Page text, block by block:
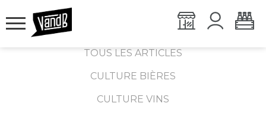
TOUS LES ARTICLES
CULTURE BIÈRES
CULTURE VINS